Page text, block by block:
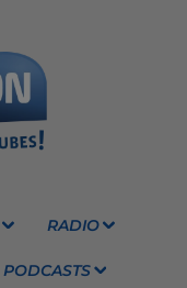
RADIO
PODCASTS